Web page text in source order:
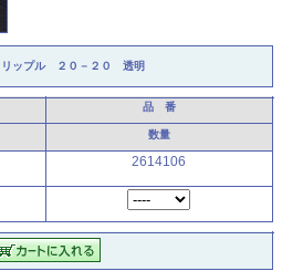
リップル ２０－２０ 透明
品 番
数量
2614106